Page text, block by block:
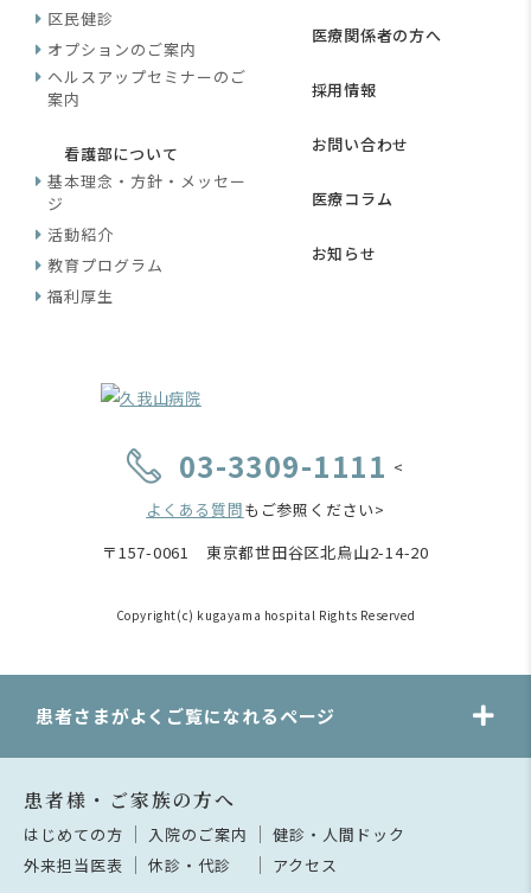
区民健診
オプションのご案内
ヘルスアップセミナーのご
案内
看護部について
基本理念・方針・メッセー
ジ
活動紹介
教育プログラム
福利厚生
医療関係者の方へ
採用情報
お問い合わせ
医療コラム
お知らせ
03-3309-1111 <
よくある質問もご参照ください>
〒157-0061 東京都世田谷区北烏山2-14-20
Copyright(c) kugayama hospital Rights Reserved
患者さまがよくご覧になれるページ
患者様・ご家族の方へ
はじめての方 入院のご案内
健診・人間ドック
外来担当医表
休診・代診 アクセス